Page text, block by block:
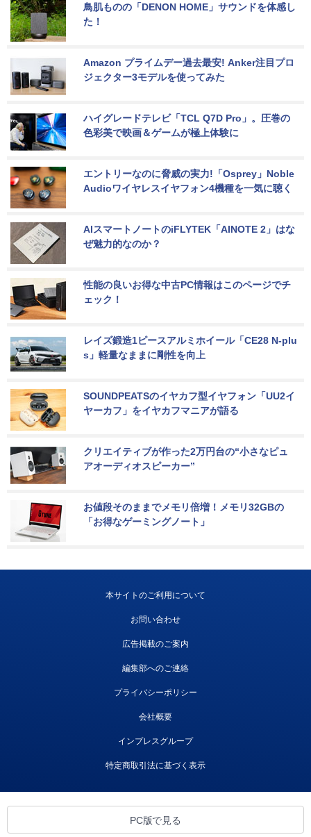
鳥肌ものの「DENON HOME」サウンドを体感し
た！
Amazon プライムデー過去最安! Anker注目プロ
ジェクター3モデルを使ってみた
ハイグレードテレビ「TCL Q7D Pro」。圧巻の
色彩美で映画＆ゲームが極上体験に
エントリーなのに脅威の実力!「Osprey」Noble
Audioワイヤレスイヤフォン4機種を一気に聴く
AIスマートノートのiFLYTEK「AINOTE 2」はな
ぜ魅力的なのか？
性能の良いお得な中古PC情報はこのページでチ
ェック！
レイズ鍛造1ピースアルミホイール「CE28 N-plu
s」軽量なままに剛性を向上
SOUNDPEATSのイヤカフ型イヤフォン「UU2イ
ヤーカフ」をイヤカフマニアが語る
クリエイティブが作った2万円台の“小さなピュ
アオーディオスピーカー”
お値段そのままでメモリ倍増！メモリ32GBの
「お得なゲーミングノート」
本サイトのご利用について
お問い合わせ
広告掲載のご案内
編集部へのご連絡
プライバシーポリシー
会社概要
インプレスグループ
特定商取引法に基づく表示
PC版で見る